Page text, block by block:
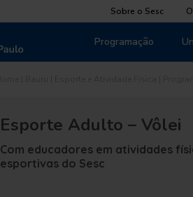
Sobre o Sesc
Programação
Esporte Adulto – Vôlei
Com educadores em atividades
esportivas do Sesc